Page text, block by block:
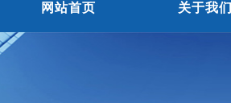
网站首页 关于我们